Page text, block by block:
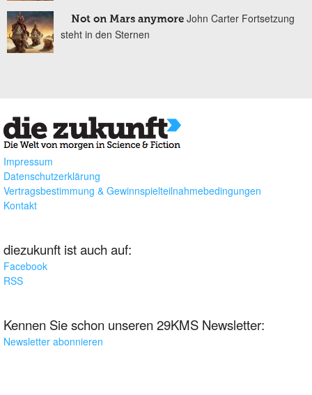
Not on Mars anymore John Carter Fortsetzung
steht in den Sternen
Impressum
Datenschutzerklärung
Vertragsbestimmung & Gewinnspielteilnahmebedingungen
Kontakt
diezukunft ist auch auf:
Facebook
RSS
Kennen Sie schon unseren 29KMS Newsletter:
Newsletter abonnieren